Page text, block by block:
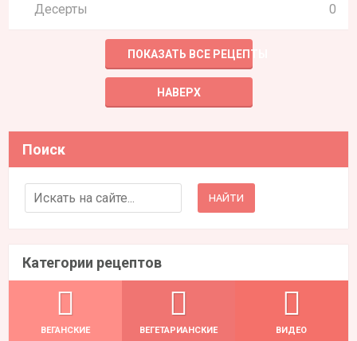
Десерты 0
ПОКАЗАТЬ ВСЕ РЕЦЕПТЫ
НАВЕРХ
Поиск
Search for:
Категории рецептов
ВЕГАНСКИЕ ВЕГЕТАРИАНСКИЕ ВИДЕО